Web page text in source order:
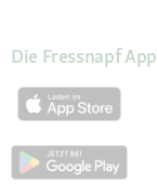
Die Fressnapf App